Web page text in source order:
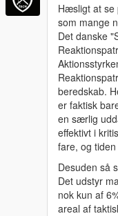
Hæsligt at se
som mange
Det danske
beredskab.
er faktisk
en særlig
effektivt i
fare, og
Desuden så
Det udstyr
nok kun af
areal af